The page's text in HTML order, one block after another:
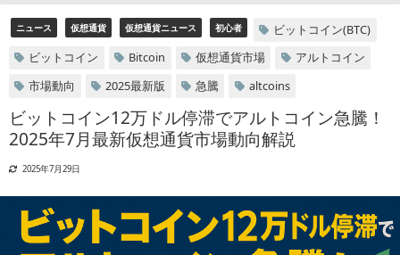
ニュース 仮想通貨 仮想通貨ニュース 初心者
ビットコイン(BTC)
ビットコイン
Bitcoin 仮想通貨市場
アルトコイン
市場動向
2025最新版 急騰 altcoins
ビットコイン12万ドル停滞でアルトコイン急騰！
2025年7月最新仮想通貨市場動向解説
2025年7月29日